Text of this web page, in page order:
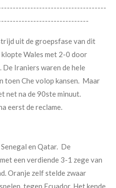
uit de groepsfase van dit
Wales met 2-0 door
Iraniers waren de hele
toen Che volop kansen. Maar
net na de 90ste minuut.
eerst de reclame.
en Qatar. De
een verdiende 3-1 zege van
Oranje zelf stelde zwaar
tegen Ecuador. Het kende